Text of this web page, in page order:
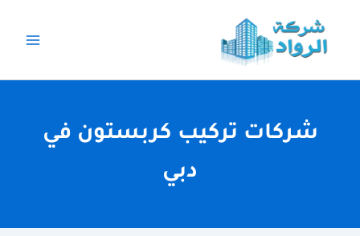
المحتوى
شركات تركيب كربستون في
دبي